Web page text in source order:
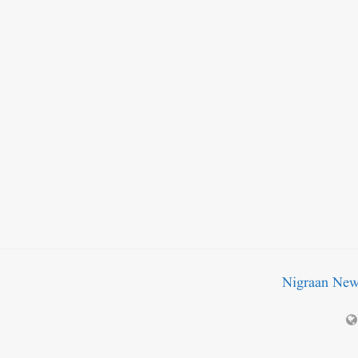
Nigraan